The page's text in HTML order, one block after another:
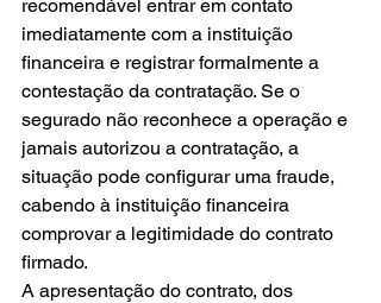
recomendável entrar em contato
imediatamente com a instituição
financeira e registrar formalmente a
contestação da contratação. Se o
segurado não reconhece a operação e
jamais autorizou a contratação, a
situação pode configurar uma fraude,
cabendo à instituição financeira
comprovar a legitimidade do contrato
firmado.
A apresentação do contrato, dos